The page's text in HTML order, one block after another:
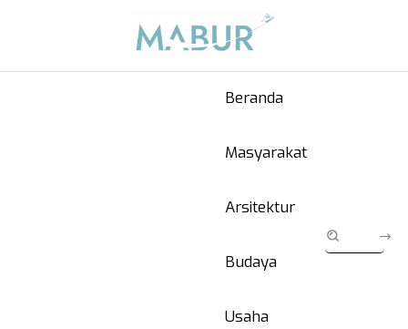
Beranda
Masyarakat
Arsitektur
Budaya
Usaha